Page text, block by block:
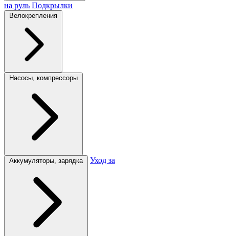
на руль Подкрылки
Велокрепления
Насосы, компрессоры
Аккумуляторы, зарядка Уход за